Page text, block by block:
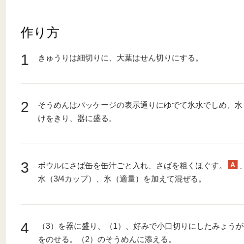
作り方
1 きゅうりは細切りに、大葉はせん切りにする。
2
そうめんはパッケージの表示通りにゆでて氷水でしめ、水
けをきり、器に盛る。
3 ボウルにさば缶を缶汁ごと入れ、さばを粗くほぐす。 A
水（3/4カップ）、氷（適量）を加えて混ぜる。
4
（3）を器に盛り、（1）、好みで小口切りにしたみょうが
をのせる。（2）のそうめんに添える。